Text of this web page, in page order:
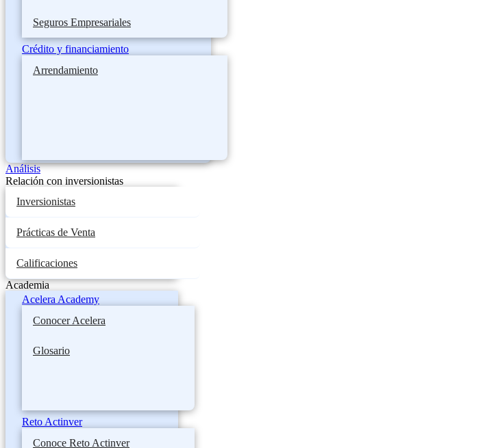
Seguros Empresariales
Crédito y financiamiento
Arrendamiento
Análisis
Relación con inversionistas
Inversionistas
Prácticas de Venta
Calificaciones
Academia
Acelera Academy
Conocer Acelera
Glosario
Reto Actinver
Conoce Reto Actinver